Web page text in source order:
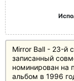
Mirror Ball - 23-й
записанный
номинирован на
альбом в 1996